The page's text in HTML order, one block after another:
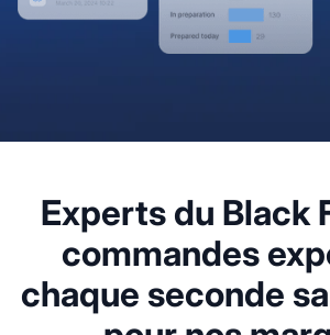
Experts du Black
commandes
chaque seconde